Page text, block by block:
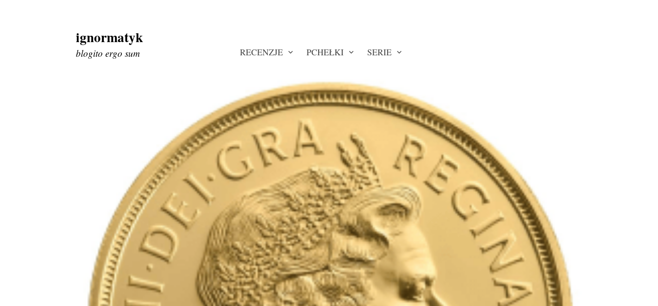
Skip
to
content
ignormatyk
blogito ergo sum RECENZJE PCHEŁKI SERIE